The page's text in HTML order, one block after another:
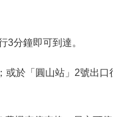
分鐘即可到達。
於「圓山站」2號出